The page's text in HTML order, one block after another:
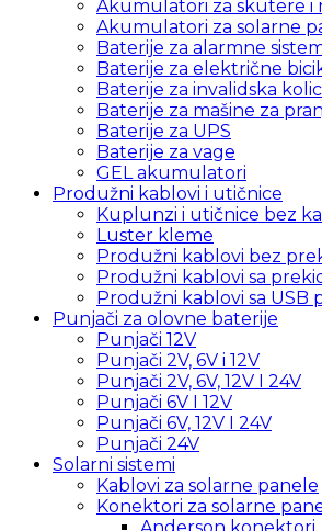
Akumulatori za skutere i
Akumulatori za solarne
Baterije za alarmne
Baterije za električne
Baterije za invalidska
Baterije za mašine za
Baterije za UPS
Baterije za vage
GEL akumulatori
Produžni kablovi i utičnice
Kuplunzi i utičnice bez
Luster kleme
Produžni kablovi bez
Produžni kablovi sa
Produžni kablovi sa USB
Punjači za olovne baterije
Punjači 12V
Punjači 2V, 6V i 12V
Punjači 2V, 6V, 12V I 24V
Punjači 6V I 12V
Punjači 6V, 12V I 24V
Punjači 24V
Solarni sistemi
Kablovi za solarne panele
Konektori za solarne